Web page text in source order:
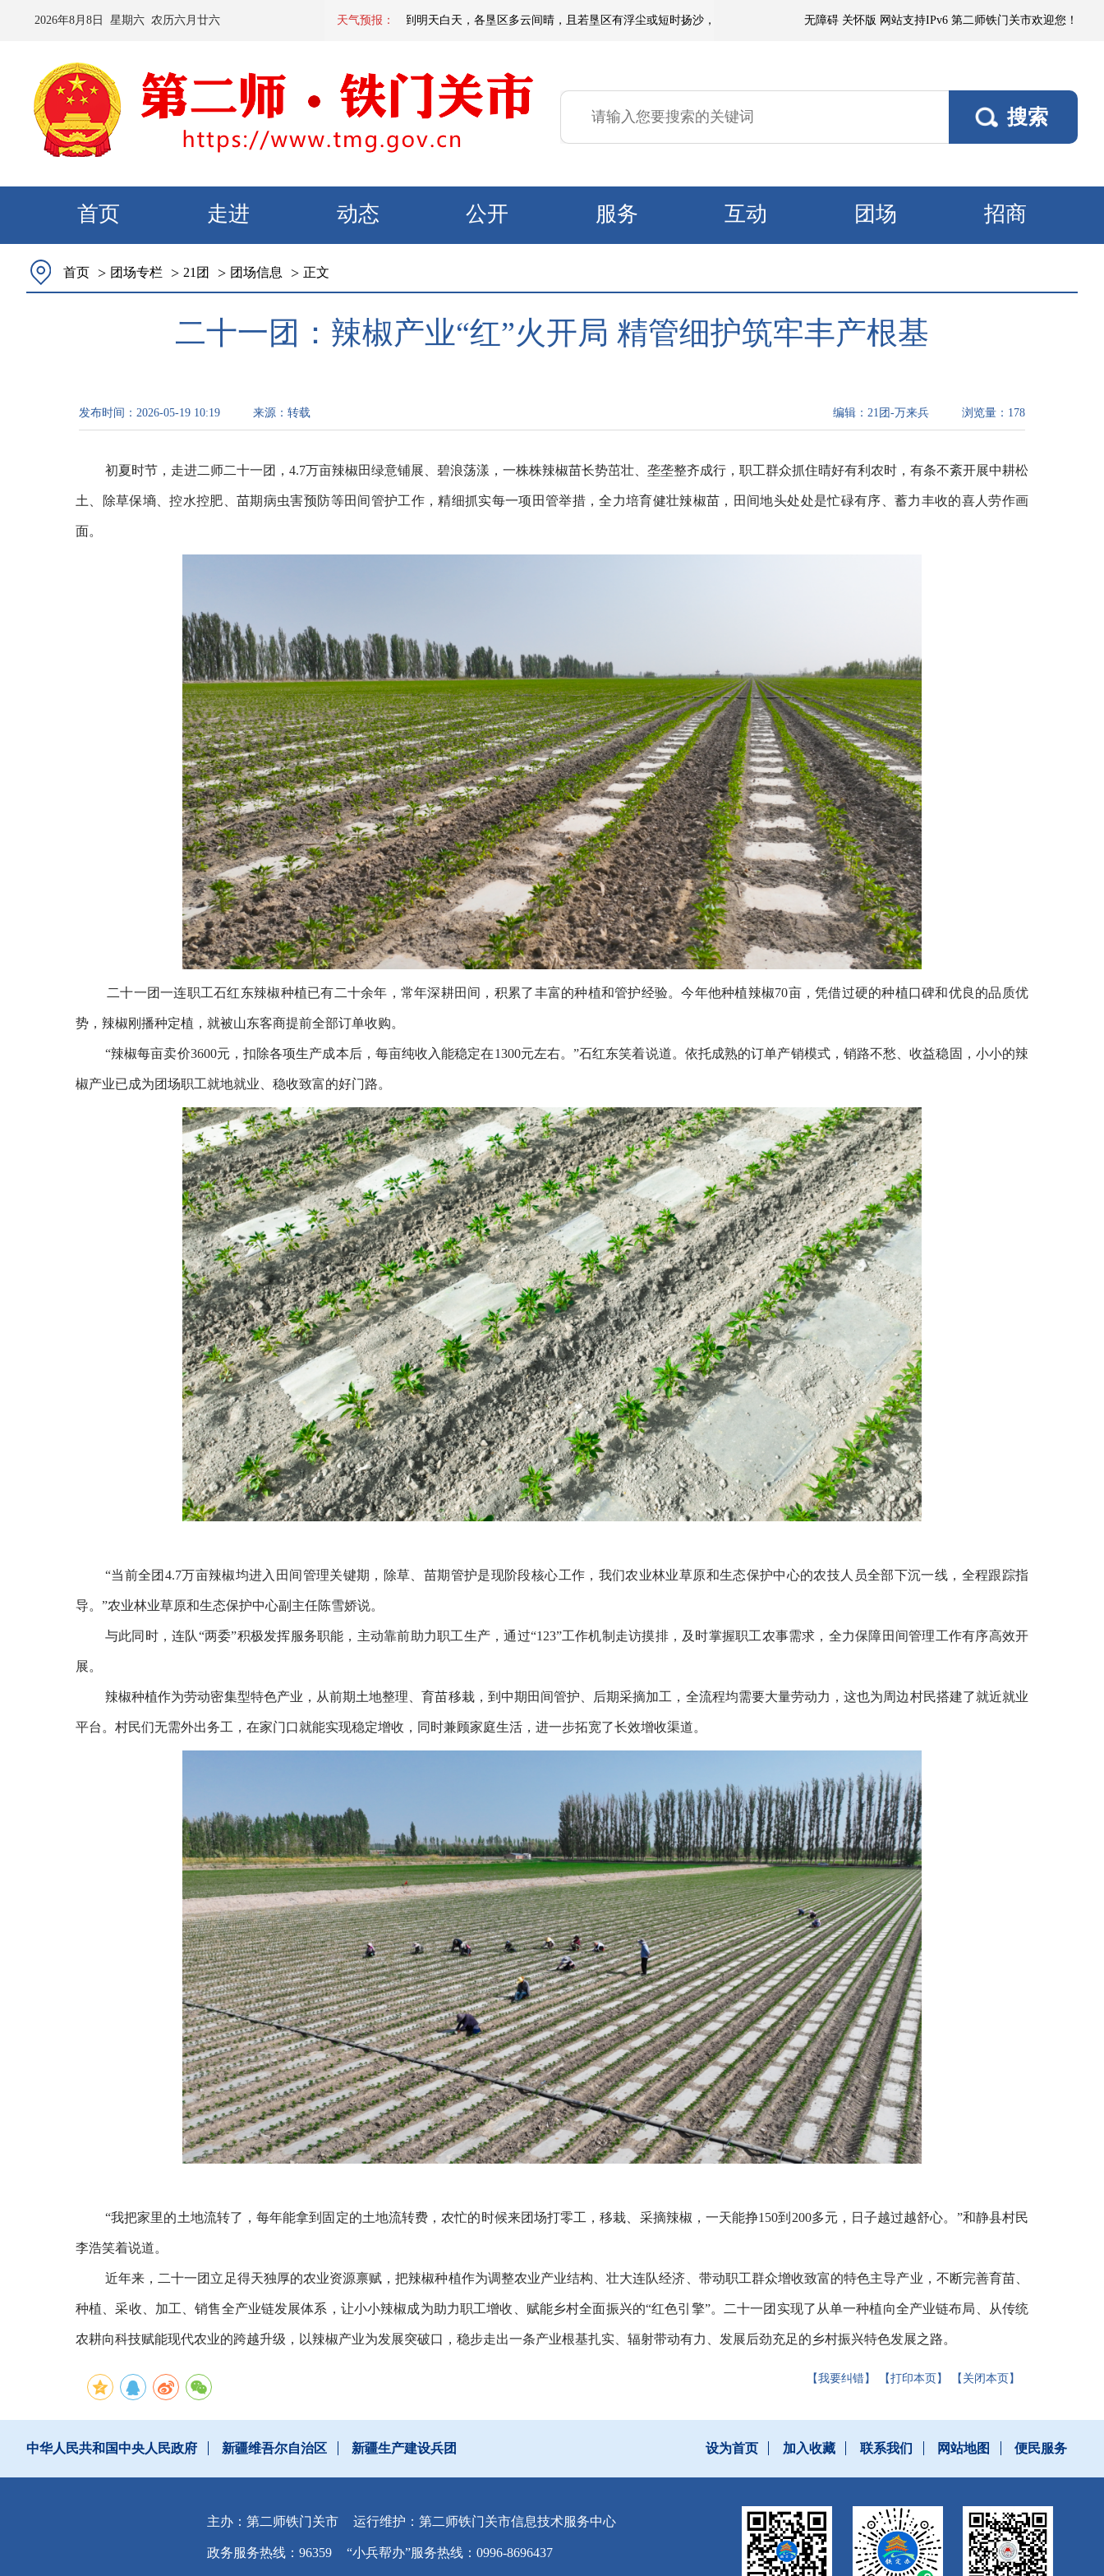
2026年8月 8 日 星期六 农历六月廿六 天气预报：
预计：今天夜间到明天白天，各垦区多云间晴，且若垦区有浮尘或短时扬沙，偏东区域有微到小阵雨，阵风5～6级；其他垦区阵风4～5级，焉耆垦区风口
无障碍 关怀版 网站支持IPv6 第二师铁门关市欢迎您！
首页 走进 动态 公开 服务 互动 团场 招商
首页 > 团场专栏 > 21团 > 团场信息 > 正文
二十一团：辣椒产业“红”火开局 精管细护筑牢丰产根基
发布时间： 2026-05-19 10:19 来源： 转载 浏览量： 178
编辑： 21团-万来兵
初夏时节，走进二师二十一团，4.7万亩辣椒田绿意铺展、碧浪荡漾，一株株辣椒苗长势茁壮、垄垄整齐成行，职工群众抓住晴好有利农时，有条不紊开展中耕松
土、除草保墒、控水控肥、苗期病虫害预防等田间管护工作，精细抓实每一项田管举措，全力培育健壮辣椒苗，田间地头处处是忙碌有序、蓄力丰收的喜人劳作画
面。
二十一团一连职工石红东辣椒种植已有二十余年，常年深耕田间，积累了丰富的种植和管护经验。今年他种植辣椒70亩，凭借过硬的种植口碑和优良的品质优
势，辣椒刚播种定植，就被山东客商提前全部订单收购。
“辣椒每亩卖价3600元，扣除各项生产成本后，每亩纯收入能稳定在1300元左右。 ”石红东笑着说道。 依托成熟的订单产销模式，销路不愁、收益稳固，小小的辣
椒产业已成为团场职工就地就业、稳收致富的好门路。
“当前全团4.7万亩辣椒均进入田间管理关键期，除草、苗期管护是现阶段核心工作，我们农业林业草原和生态保护中心的农技人员全部下沉一线，全程跟踪指
导。”农业林业草原和生态保护中心副主任陈雪娇说。
与此同时，连队“两委”积极发挥服务职能，主动靠前助力职工生产，通过“123”工作机制走访摸排，及时掌握职工农事需求，全力保障田间管理工作有序高效开
展。
辣椒种植作为劳动密集型特色产业，从前期土地整理、育苗移栽，到中期田间管护、后期采摘加工，全流程均需要大量劳动力，这也为周边村民搭建了就近就业
平台。村民们无需外出务工，在家门口就能实现稳定增收，同时兼顾家庭生活，进一步拓宽了长效增收渠道。
“我把家里的土地流转了，每年能拿到固定的土地流转费，农忙的时候来团场打零工，移栽、采摘辣椒，一天能挣150到200多元，日子越过越舒心。”和静县村民
李浩笑着说道。
近年来，二十一团立足得天独厚的农业资源禀赋，把辣椒种植作为调整农业产业结构、壮大连队经济、带动职工群众增收致富的特色主导产业，不断完善育苗、
种植、采收、加工、销售全产业链发展体系，让小小辣椒成为助力职工增收、赋能乡村全面振兴的“红色引擎”。二十一团实现了从单一种植向全产业链布局、从传统
农耕向科技赋能现代农业的跨越升级，以辣椒产业为发展突破口，稳步走出一条产业根基扎实、辐射带动有力、发展后劲充足的乡村振兴特色发展之路。
【我要纠错】 【打印本页】 【关闭本页】
中华人民共和国中央人民政府 新疆维吾尔自治区 新疆生产建设兵团 设为首页 加入收藏 联系我们 网站地图 便民服务
主办：第二师铁门关市 运行维护：第二师铁门关市信息技术服务中心
政务服务热线：96359 “小兵帮办”服务热线：0996-8696437